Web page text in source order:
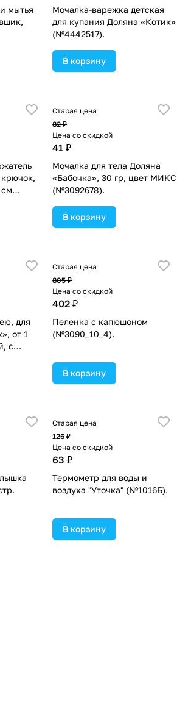
мытья
Мочалка-варежка детская
для купания Доляна «Котик»
(№4442517).
В корзину
Старая цена
82 ₽
Цена со скидкой
41 ₽
Мочалка для тела Доляна
«Бабочка», 30 гр, цвет МИКС
(№3092678).
В корзину
для
от 1
с
Старая цена
805 ₽
Цена со скидкой
402 ₽
Пеленка с капюшоном
(№3090_10_4).
В корзину
Старая цена
126 ₽
Цена со скидкой
63 ₽
Термометр для воды и
воздуха "Уточка" (№1016Б).
В корзину